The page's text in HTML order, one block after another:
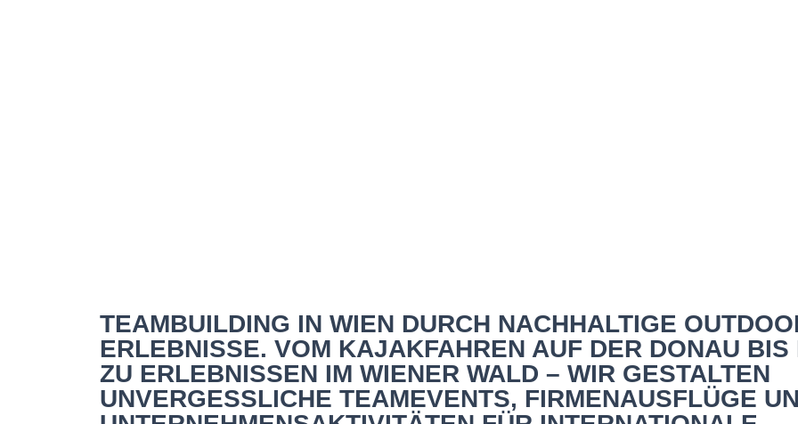
TEAMBUILDING IN WIEN DURCH NACHHALTIGE
ERLEBNISSE. VOM KAJAKFAHREN AUF DER DONAU BIS
ZU ERLEBNISSEN IM WIENER WALD – WIR GESTALTEN
UNVERGESSLICHE TEAMEVENTS, FIRMENAUSFLÜGE